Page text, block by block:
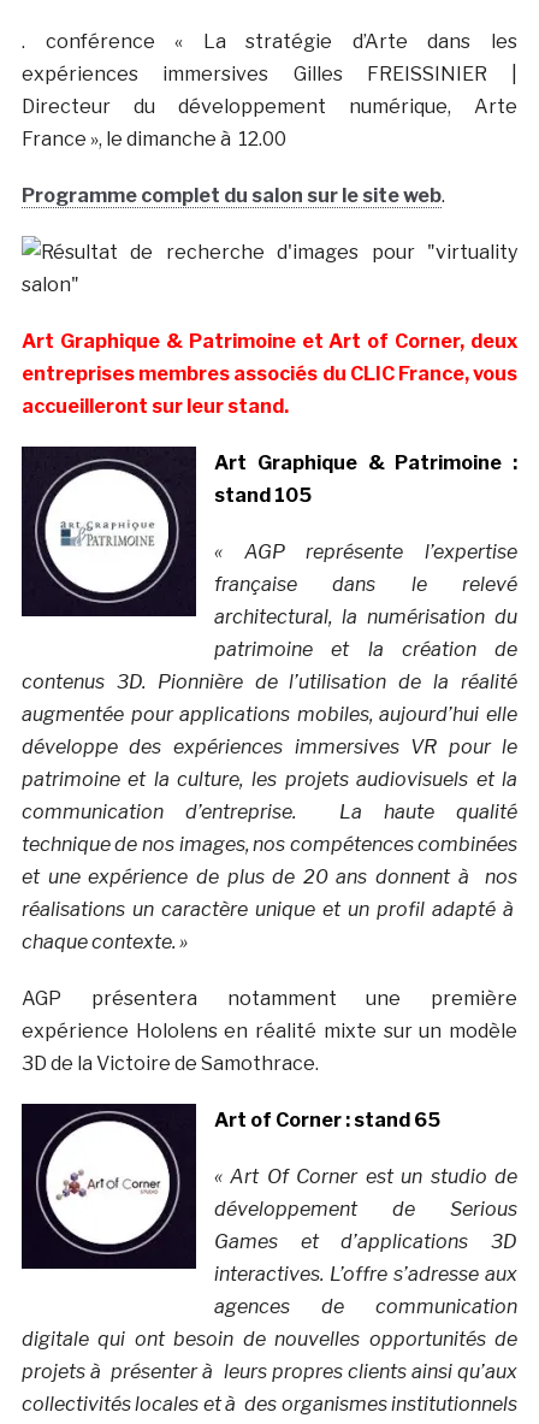
. conférence « La stratégie d’Arte dans les
expériences immersives Gilles FREISSINIER |
Directeur du développement numérique, Arte
France », le dimanche à 12.00
Programme complet du salon sur le site web.
Art Graphique & Patrimoine et Art of Corner, deux
entreprises membres associés du CLIC France, vous
accueilleront sur leur stand.
Art Graphique & Patrimoine :
stand 105
« AGP représente l’expertise
française dans le relevé
architectural, la numérisation du
patrimoine et la création de
contenus 3D. Pionnière de l’utilisation de la réalité
augmentée pour applications mobiles, aujourd’hui elle
développe des expériences immersives VR pour le
patrimoine et la culture, les projets audiovisuels et la
communication d’entreprise. La haute qualité
technique de nos images, nos compétences combinées
et une expérience de plus de 20 ans donnent à nos
réalisations un caractère unique et un profil adapté à
chaque contexte. »
AGP présentera notamment une première
expérience Hololens en réalité mixte sur un modèle
3D de la Victoire de Samothrace.
Art of Corner : stand 65
« Art Of Corner est un studio de
développement de Serious
Games et d’applications 3D
interactives. L’offre s’adresse aux
agences de communication
digitale qui ont besoin de nouvelles opportunités de
projets à présenter à leurs propres clients ainsi qu’aux
collectivités locales et à des organismes institutionnels